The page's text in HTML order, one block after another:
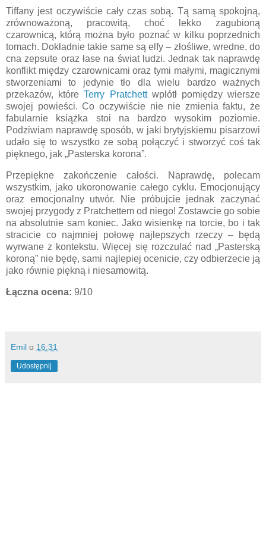
Tiffany jest oczywiście cały czas sobą. Tą samą spokojną,
zrównoważoną, pracowitą, choć lekko zagubioną
czarownicą, którą można było poznać w kilku poprzednich
tomach. Dokładnie takie same są elfy – złośliwe, wredne, do
cna zepsute oraz łase na świat ludzi. Jednak tak naprawdę
konflikt między czarownicami oraz tymi małymi, magicznymi
stworzeniami to jedynie tło dla wielu bardzo ważnych
przekazów, któreTerry Pratchett wplótł pomiędzy wiersze
swojej powieści. Co oczywiście nie nie zmienia faktu, że
fabularnie książka stoi na bardzo wysokim poziomie.
Podziwiam naprawdę sposób, w jaki brytyjskiemu pisarzowi
udało się to wszystko ze sobą połączyć i stworzyć coś tak
pięknego, jak „Pasterska korona”.
Przepiękne zakończenie całości. Naprawdę, polecam
wszystkim, jako ukoronowanie całego cyklu. Emocjonujący
oraz emocjonalny utwór. Nie próbujcie jednak zaczynać
swojej przygody z Pratchettem od niego! Zostawcie go sobie
na absolutnie sam koniec. Jako wisienkę na torcie, bo i tak
stracicie co najmniej połowę najlepszych rzeczy – będą
wyrwane z kontekstu. Więcej się rozczulać nad „Pasterską
koroną” nie będę, sami najlepiej ocenicie, czy odbierzecie ją
jako równie piękną i niesamowitą.
Łączna ocena: 9/10
Emil o 16:31
Udostępnij